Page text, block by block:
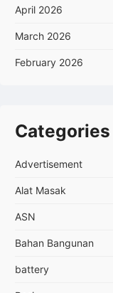
April 2026
March 2026
February 2026
Categories
Advertisement
Alat Masak
ASN
Bahan Bangunan
battery